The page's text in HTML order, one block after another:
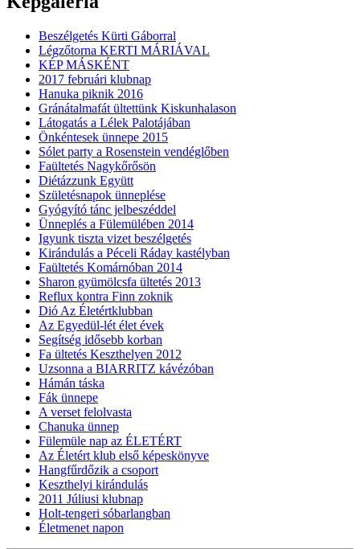
Beszélgetés Kürti Gáborral
Légzőtorna KERTI MÁRIÁVAL
KÉP MÁSKÉNT
2017 februári klubnap
Hanuka piknik 2016
Gránátalmafát ültettünk Kiskunhalason
Látogatás a Lélek Palotájában
Önkéntesek ünnepe 2015
Sólet party a Rosenstein vendéglőben
Faültetés Nagykőrősön
Diétázzunk Együtt
Születésnapok ünneplése
Gyógyító tánc jelbeszéddel
Ünneplés a Fülemülében 2014
Igyunk tiszta vizet beszélgetés
Kirándulás a Péceli Ráday kastélyban
Faültetés Komárnóban 2014
Sharon gyümölcsfa ültetés 2013
Reflux kontra Finn zoknik
Dió Az Életértklubban
Az Egyedül-lét élet évek
Segítség idősebb korban
Fa ültetés Keszthelyen 2012
Uzsonna a BIARRITZ kávézóban
Hámán táska
Fák ünnepe
A verset felolvasta
Chanuka ünnep
Fülemüle nap az ÉLETÉRT
Az Életért klub első képeskönyve
Hangfűrdőzik a csoport
Keszthelyi kirándulás
2011 Júliusi klubnap
Holt-tengeri sóbarlangban
Életmenet napon